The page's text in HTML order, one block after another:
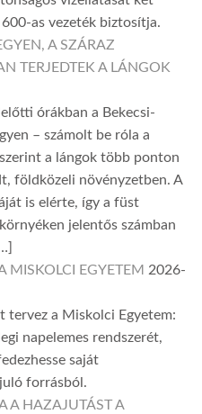
as vezeték biztosítja.
A SZÁRAZ
TERJEDTEK A LÁNGOK
órákban a Bekecsi-
– számolt be róla a
a lángok több ponton
földközeli növényzetben. A
is elérte, így a füst
jelentős számban
MISKOLCI EGYETEM 2026-
tervez a Miskolci Egyetem:
napelemes rendszerét,
saját
forrásból.
A HAZAJUTÁST A